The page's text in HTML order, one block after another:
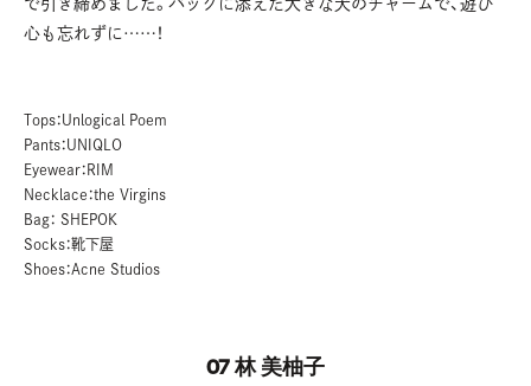
心も忘れずに……！
Tops：Unlogical Poem
Pants：UNIQLO
Eyewear：RIM
Necklace：the Virgins
Bag： SHEPOK
Socks：靴下屋
Shoes：Acne Studios
07 林 美柚子